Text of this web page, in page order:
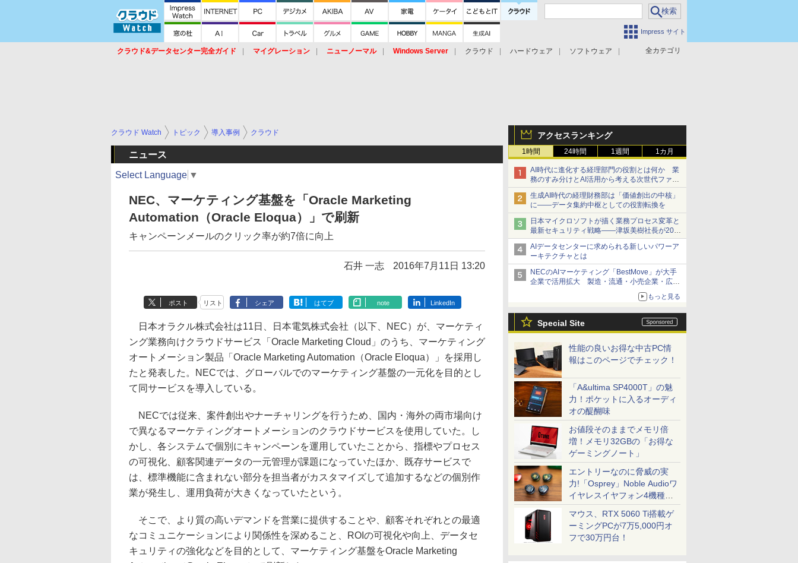
Impress サイト
全カテゴリ
クラウド&データセンター完全ガイド マイグレーション ニューノーマル Windows Server クラウド ハードウェア
ソフトウェア
アクセスランキング
1時間 24時間 1週間 1カ月
AI時代に進化する経理部門の役割とは何か 業
務のすみ分けとAI活用から考える次世代ファイ
ナンス戦略
生成AI時代の経理財務部は「価値創出の中核」
に――データ集約中枢としての役割転換を
日本マイクロソフトが描く業務プロセス変革と
最新セキュリティ戦略――津坂美樹社長が2027
年度戦略を説明
AIデータセンターに求められる新しいパワーア
ーキテクチャとは
NECのAIマーケティング「BestMove」が大手
企業で活用拡大 製造・流通・小売企業・広告
もっと見る
Special Site
性能の良いお得な中古PC情
報はこのページでチェック！
「A&ultima SP4000T」の魅
力！ポケットに入るオーディ
オの醍醐味
お値段そのままでメモリ倍
増！メモリ32GBの「お得な
ゲーミングノート」
エントリーなのに脅威の実
力!「Osprey」Noble Audioワ
イヤレスイヤフォン4機種を
一気に聴く
マウス、RTX 5060 Ti搭載ゲ
ーミングPCが7万5,000円オ
フで30万円台！
クラウド Watch トピック 導入事例 クラウド
ニュース
Select Language ▼
NEC、マーケティング基盤を「Oracle Marketing
Automation（Oracle Eloqua）」で刷新
キャンペーンメールのクリック率が約7倍に向上
石井 一志 2016年7月11日 13:20
ポスト リスト シェア はてブ note LinkedIn
日本オラクル株式会社は11日、日本電気株式会社（以下、NEC）が、マーケティ
ング業務向けクラウドサービス「Oracle Marketing Cloud」のうち、マーケティング
オートメーション製品「Oracle Marketing Automation（Oracle Eloqua）」を採用し
たと発表した。NECでは、グローバルでのマーケティング基盤の一元化を目的とし
て同サービスを導入している。
NECでは従来、案件創出やナーチャリングを行うため、国内・海外の両市場向け
で異なるマーケティングオートメーションのクラウドサービスを使用していた。し
かし、各システムで個別にキャンペーンを運用していたことから、指標やプロセス
の可視化、顧客関連データの一元管理が課題になっていたほか、既存サービスで
は、標準機能に含まれない部分を担当者がカスタマイズして追加するなどの個別作
業が発生し、運用負荷が大きくなっていたという。
そこで、より質の高いデマンドを営業に提供することや、顧客それぞれとの最適
なコミュニケーションにより関係性を深めること、ROIの可視化や向上、データセ
キュリティの強化などを目的として、マーケティング基盤をOracle Marketing